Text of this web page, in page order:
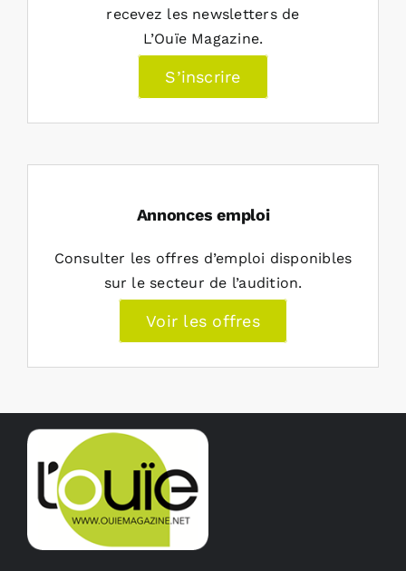
recevez les newsletters de
L’Ouïe Magazine.
S’inscrire
Annonces emploi
Consulter les offres d’emploi disponibles
sur le secteur de l’audition.
Voir les offres